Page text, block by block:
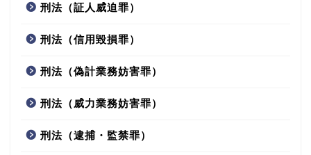
刑法（証人威迫罪）
刑法（信用毀損罪）
刑法（偽計業務妨害罪）
刑法（威力業務妨害罪）
刑法（逮捕・監禁罪）